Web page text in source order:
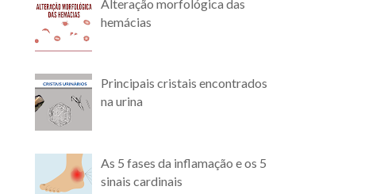
Alteração morfológica das
hemácias
Principais cristais encontrados
na urina
As 5 fases da inflamação e os 5
sinais cardinais